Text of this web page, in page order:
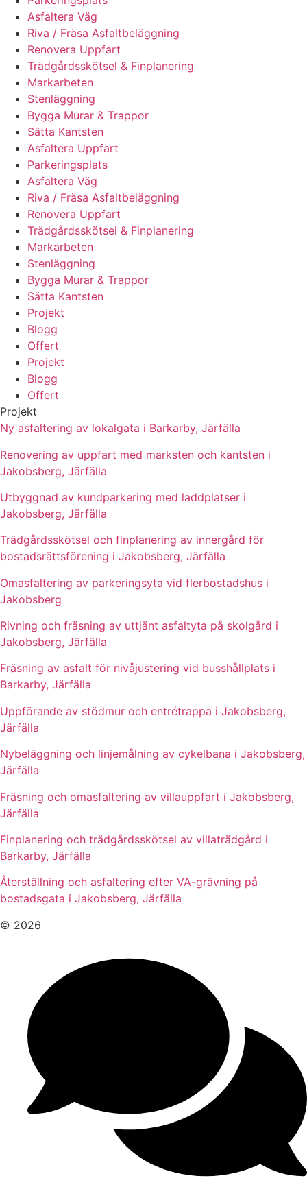
Asfaltera Väg
Riva / Fräsa Asfaltbeläggning
Renovera Uppfart
Trädgårdsskötsel & Finplanering
Markarbeten
Stenläggning
Bygga Murar & Trappor
Sätta Kantsten
Asfaltera Uppfart
Parkeringsplats
Asfaltera Väg
Riva / Fräsa Asfaltbeläggning
Renovera Uppfart
Trädgårdsskötsel & Finplanering
Markarbeten
Stenläggning
Bygga Murar & Trappor
Sätta Kantsten
Projekt
Blogg
Offert
Projekt
Blogg
Offert
Projekt
Ny asfaltering av lokalgata i Barkarby, Järfälla
Renovering av uppfart med marksten och kantsten i
Jakobsberg, Järfälla
Utbyggnad av kundparkering med laddplatser i
Jakobsberg, Järfälla
Trädgårdsskötsel och finplanering av innergård för
bostadsrättsförening i Jakobsberg, Järfälla
Omasfaltering av parkeringsyta vid flerbostadshus i
Jakobsberg
Rivning och fräsning av uttjänt asfaltyta på skolgård i
Jakobsberg, Järfälla
Fräsning av asfalt för nivåjustering vid busshållplats i
Barkarby, Järfälla
Uppförande av stödmur och entrétrappa i Jakobsberg,
Järfälla
Nybeläggning och linjemålning av cykelbana i Jakobsberg,
Järfälla
Fräsning och omasfaltering av villauppfart i Jakobsberg,
Järfälla
Finplanering och trädgårdsskötsel av villaträdgård i
Barkarby, Järfälla
Återställning och asfaltering efter VA-grävning på
bostadsgata i Jakobsberg, Järfälla
© 2026